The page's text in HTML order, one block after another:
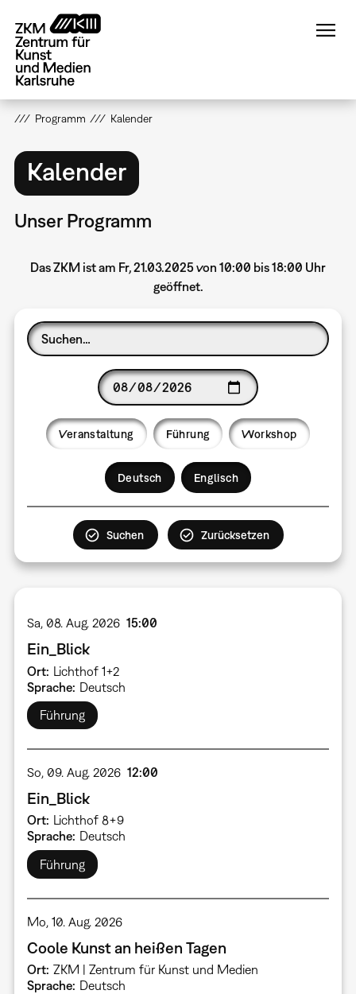
zum
Inhalt
Programm Kalender
Kalender
Unser Programm
Das ZKM ist am Fr, 21.03.2025 von 10:00 bis 18:00 Uhr
geöffnet.
Veranstaltung Führung Workshop
Deutsch Englisch
Sa, 08. Aug. 2026 15:00
Ein_Blick
Ort Lichthof 1+2
Sprache Deutsch
Führung
So, 09. Aug. 2026 12:00
Ein_Blick
Ort
Lichthof 8+9
Sprache
Deutsch
Führung
Mo, 10. Aug. 2026
Coole Kunst an heißen Tagen
Ort ZKM | Zentrum für Kunst und Medien
Sprache Deutsch